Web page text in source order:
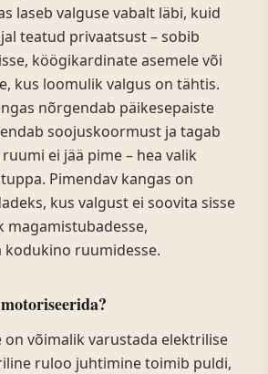
laseb valguse vabalt läbi, kuid
teatud privaatsust – sobib
köögikardinate asemele või
kus loomulik valgus on tähtis.
nõrgendab päikesepaiste
soojuskoormust ja tagab
ei jää pime – hea valik
Pimendav kangas on
kus valgust ei soovita sisse
magamistubadesse,
kodukino ruumidesse.
on võimalik varustada elektrilise
ruloo juhtimine toimib puldi,